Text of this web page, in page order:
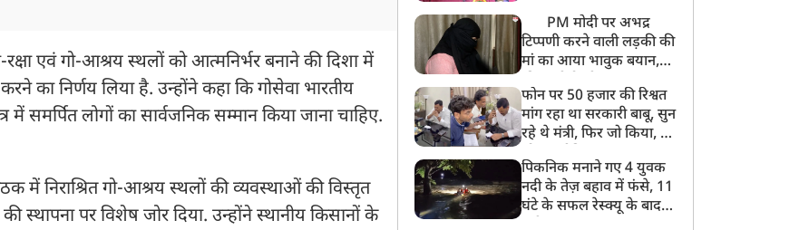
एवं गो-आश्रय स्थलों को आत्मनिर्भर बनाने की दिशा में
का निर्णय लिया है. उन्होंने कहा कि गोसेवा भारतीय
समर्पित लोगों का सार्वजनिक सम्मान किया जाना चाहिए.
में निराश्रित गो-आश्रय स्थलों की व्यवस्थाओं की विस्तृत
स्थापना पर विशेष जोर दिया. उन्होंने स्थानीय किसानों के
PM मोदी पर अभद्र
टिप्पणी करने वाली लड़की की
मां का आया भावुक बयान,
बेटी को गोद लें प्रधानमंत्री
फोन पर 50 हजार की रिश्वत
मांग रहा था सरकारी बाबू, सुन
रहे थे मंत्री, फिर जो किया, वो
पिकनिक मनाने गए 4 युवक
नदी के तेज़ बहाव में फंसे, 11
घंटे के सफल रेस्क्यू के बाद